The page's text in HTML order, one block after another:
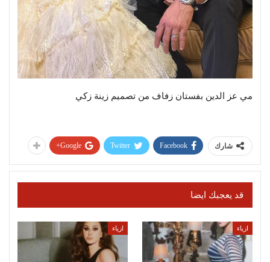
مي عز الدين بفستان زفاف من تصميم زينة زكي
شارك Facebook
Twitter
Google+
قد يعجبك ايضا
ازياء ازياء